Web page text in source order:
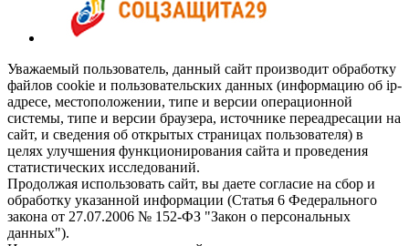
Уважаемый пользователь, данный сайт производит обработку
файлов cookie и пользовательских данных (информацию об ip-
адресе, местоположении, типе и версии операционной
системы, типе и версии браузера, источнике переадресации на
сайт, и сведения об открытых страницах пользователя) в
целях улучшения функционирования сайта и проведения
статистических исследований.
Продолжая использовать сайт, вы даете согласие на сбор и
обработку указанной информации (Статья 6 Федерального
закона от 27.07.2006 № 152-ФЗ "Закон о персональных
данных").